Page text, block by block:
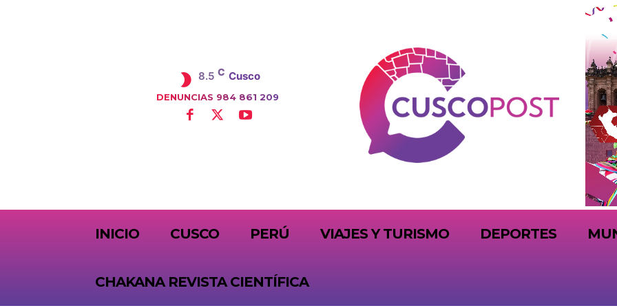
8.5 C Cusco
DENUNCIAS 984 861 209
INICIO CUSCO PERÚ VIAJES Y TURISMO DEPORTES
CHAKANA REVISTA CIENTÍFICA